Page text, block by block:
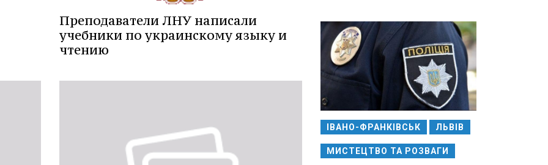
Преподаватели ЛНУ написали
учебники по украинскому языку и
чтению
ІВАНО-ФРАНКІВСЬК ЛЬВІВ
МИСТЕЦТВО ТА РОЗВАГИ